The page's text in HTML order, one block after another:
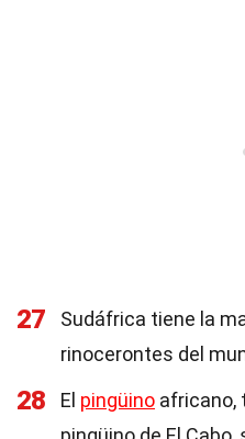
27
Sudáfrica tiene la
rinocerontes del
28 El pingüino africano,